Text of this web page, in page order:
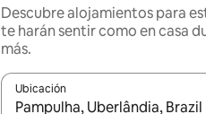
Descubre alojamientos para
te harán sentir como en casa
más.
Ubicación
Cuando los resultados estén